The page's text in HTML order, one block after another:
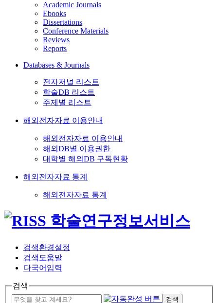
Academic Journals
Ebooks
Dissertations
Conference Materials
Reviews
Reports
Databases & Journals
전자저널 리스트
학술DB 리스트
주제별 리스트
해외전자자료 이용안내
해외전자자료 이용안내
해외DB별 이용권한
대학별 해외DB 구독현황
해외전자자료 통계
해외전자자료 통계
검색환경설정
검색도움말
다국어입력
검색
검색